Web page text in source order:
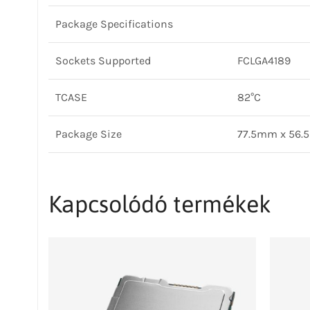
Package Specifications
Sockets Supported FCLGA4189
TCASE 82°C
Package Size 77.5mm x
Kapcsolódó termékek